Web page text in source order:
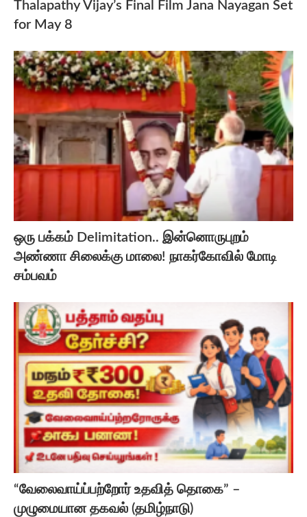
Thalapathy Vijay’s Final Film Jana Nayagan Set
for May 8
ஒரு பக்கம் Delimitation.. இன்னொருபுறம்
அண்ணா சிலைக்கு மாலை! நாகர்கோவில் மோடி
சம்பவம்
“வேலைவாய்ப்பற்றோர் உதவித் தொகை” –
முழுமையான தகவல் (தமிழ்நாடு)